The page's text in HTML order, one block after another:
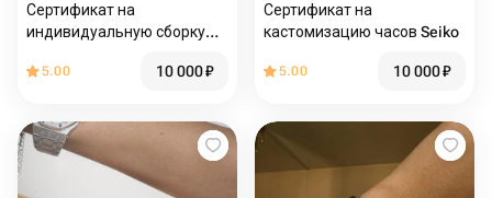
Сертификат на
индивидуальную сборку
5.00 10 000₽
Сертификат на
кастомизацию часов Seiko
5.00 10 000₽